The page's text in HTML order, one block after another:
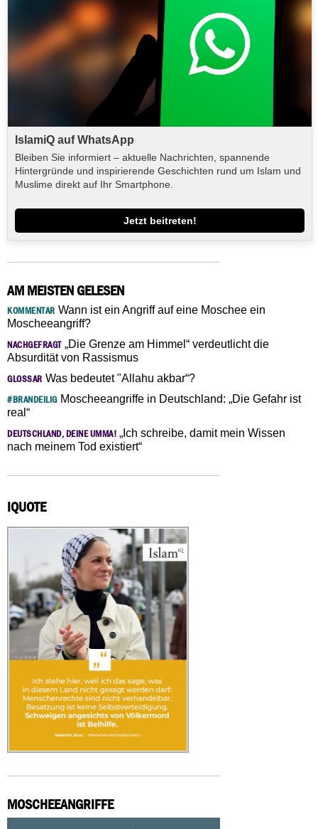
IslamiQ auf WhatsApp
Bleiben Sie informiert – aktuelle Nachrichten, spannende
Hintergründe und inspirierende Geschichten rund um Islam und
Muslime direkt auf Ihr Smartphone.
Jetzt beitreten!
AM MEISTEN GELESEN
KOMMENTAR Wann ist ein Angriff auf eine Moschee ein
Moscheeangriff?
NACHGEFRAGT„Die Grenze am Himmel“ verdeutlicht die
Absurdität von Rassismus
GLOSSAR Was bedeutet "Allahu akbar“?
#BRANDEILIGMoscheeangriffe in Deutschland: „Die Gefahr ist
real“
DEUTSCHLAND, DEINE UMMA! „Ich schreibe, damit mein Wissen
nach meinem Tod existiert“
IQUOTE
MOSCHEEANGRIFFE